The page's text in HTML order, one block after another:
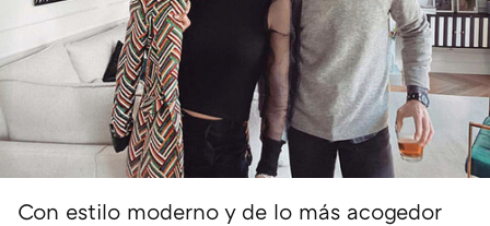
Con estilo moderno y de lo más acogedor